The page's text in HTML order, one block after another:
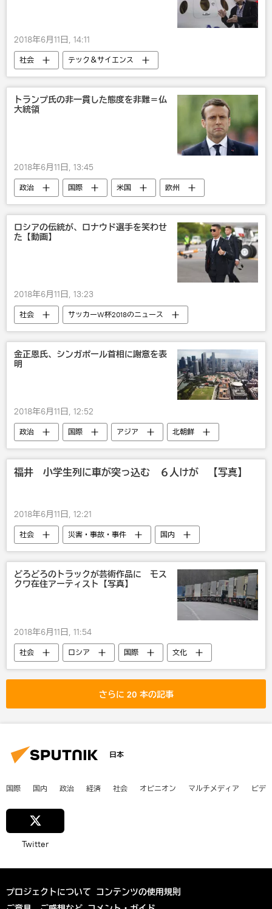
2018年6月11日, 14:11
社会
テック＆サイエンス
イーロン・マスク
宇宙 テクノ
トランプ氏の非一貫した態度を非難＝仏
大統領
2018年6月11日, 13:45
政治 国際 米国
欧州
フランス
カナダ
ドナルド・トランプ
エマニュエル・マクロン
G7
ロシアの伝統が、ロナウド選手を笑わせ
た【動画】
2018年6月11日, 13:23
社会
サッカーW杯2018のニュース
サッカーW杯2018
ロシア
国際
スポーツ
エンタメ
ポルトガル
2018年のロシアW杯
金正恩氏、シンガポール首相に謝意を表
明
2018年6月11日, 12:52
政治 国際 アジア
北朝鮮
シンガポール
金正恩 米朝関係
福井 小学生列に車が突っ込む ６人けが 【写真】
2018年6月11日, 12:21
社会 災害・事故・事件
国内
事故
逮捕
どろどろのトラックが芸術作品に モス
クワ在住アーティスト【写真】
2018年6月11日, 11:54
社会 ロシア 国際
文化
エンタメ
芸術 写真
さらに 20 本の記事
日本
国際 国内 政治 経済 社会 オピニオン マルチメディア ビデ
Twitter
プロジェクトについて コンテンツの使用規則